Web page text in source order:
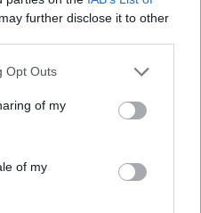
further disclose it to other
Opt Outs
of my
of my